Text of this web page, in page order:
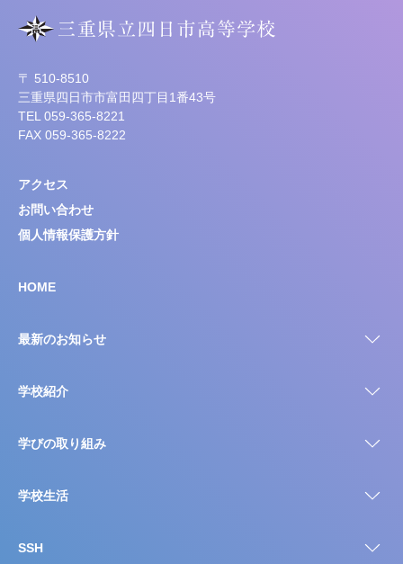
〒 510-8510
三重県四日市市富田四丁目1番43号
TEL 059-365-8221
FAX 059-365-8222
アクセス
お問い合わせ
個人情報保護方針
HOME
最新のお知らせ
学校紹介
学びの取り組み
学校生活
SSH